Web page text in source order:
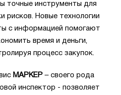
точные инструменты для
рисков. Новые технологии
с информацией помогают
время и деньги,
процесс закупок.
МАРКЕР – своего рода
инспектор - позволяет